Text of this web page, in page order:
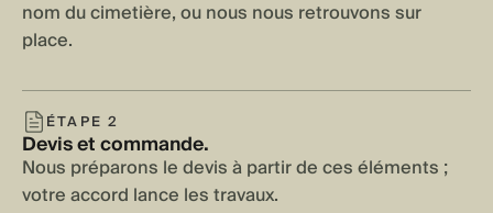
nom du cimetière, ou nous nous retrouvons sur
place.
ÉTAPE 2
Devis et commande.
Nous préparons le devis à partir de ces éléments ;
votre accord lance les travaux.